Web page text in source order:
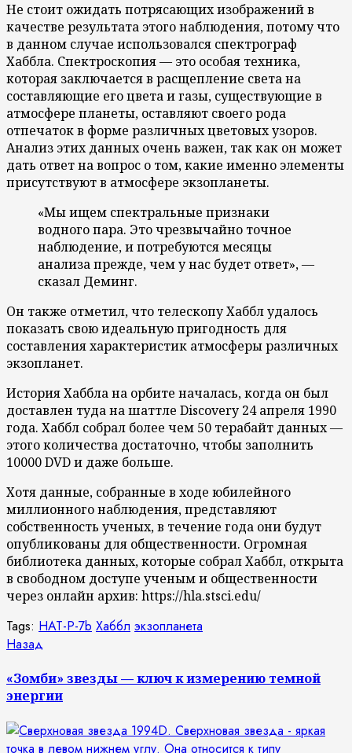
Не стоит ожидать потрясающих изображений в
качестве результата этого наблюдения, потому что
в данном случае использовался спектрограф
Хаббла. Спектроскопия — это особая техника,
которая заключается в расщепление света на
составляющие его цвета и газы, существующие в
атмосфере планеты, оставляют своего рода
отпечаток в форме различных цветовых узоров.
Анализ этих данных очень важен, так как он может
дать ответ на вопрос о том, какие именно элементы
присутствуют в атмосфере экзопланеты.
«Мы ищем спектральные признаки
водного пара. Это чрезвычайно точное
наблюдение, и потребуются месяцы
анализа прежде, чем у нас будет ответ», —
сказал Деминг.
Он также отметил, что телескопу Хаббл удалось
показать свою идеальную пригодность для
составления характеристик атмосферы различных
экзопланет.
История Хаббла на орбите началась, когда он был
доставлен туда на шаттле Discovery 24 апреля 1990
года. Хаббл собрал более чем 50 терабайт данных —
этого количества достаточно, чтобы заполнить
10000 DVD и даже больше.
Хотя данные, собранные в ходе юбилейного
миллионного наблюдения, представляют
собственность ученых, в течение года они будут
опубликованы для общественности. Огромная
библиотека данных, которые собрал Хаббл, открыта
в свободном доступе ученым и общественности
через онлайн архив: https://hla.stsci.edu/
Tags: HAT-P-7b Хаббл экзопланета
Продолжить
чтение
Назад
«Зомби» звезды — ключ к измерению темной
энергии